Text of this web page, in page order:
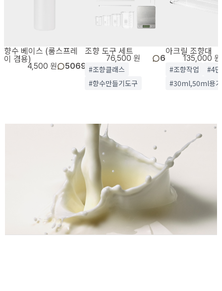
향수 베이스 (룸스프레
이 겸용)
4,500 원 5069
조향 도구 세트
76,500 원 6
#조향클래스
#향수만들기도구
아크릴 조향대
135,000 원
#조향작업
#4
#30ml,50ml용기